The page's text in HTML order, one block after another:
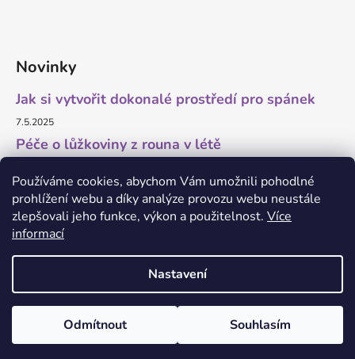
Používáme cookies, abychom Vám umožnili pohodlné
prohlížení webu a díky analýze provozu webu neustále
zlepšovali jeho funkce, výkon a použitelnost. Více
informací
Nastavení
Odmítnout Souhlasím
Novinky
Jak si vytvořit dokonalé prostředí pro spánek
7.5.2025
Péče o lůžkoviny z rouna v létě
O marketing a grafiku se stará Brandedguys.com
Vytvořil Shoptet
Copyright 2026Zaspi.cz
. Všechna práva vyhrazena.
Upravit nastavení cookies